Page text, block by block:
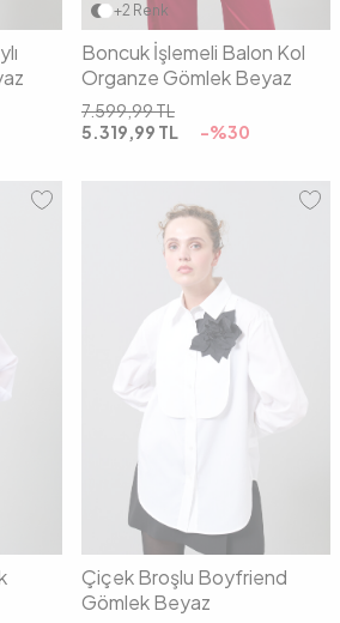
+2 Renk
Boncuk İşlemeli Balon Kol
Organze Gömlek Beyaz
7.599,99TL
5.319,99 TL -%30
Çiçek Broşlu Boyfriend
Gömlek Beyaz